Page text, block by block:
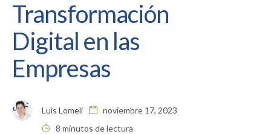
Transformación
Digital en las
Empresas
Luis Lomelí
noviembre 17, 2023
8 minutos de lectura